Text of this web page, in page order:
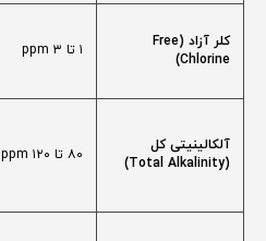
کلر آزاد (Free
Chlorine)
۱ تا ۳ ppm
آلکالینیتی کل
(Total Alkalinity)
۸۰ تا ۱۲۰ ppm